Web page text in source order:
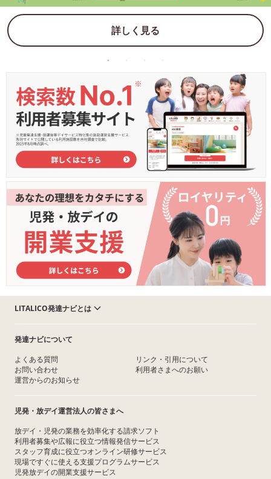
詳しく見る
LITALICO発達ナビとは
発達ナビについて
よくある質問
お問い合わせ
運営からのお知らせ
リンク・引用について
利用者さまへのお願い
児発・放デイ運営法人の皆さまへ
放デイ・児発の業務を効率化する請求ソフト
利用者募集や広報に役立つ情報発信サービス
スタッフ育成に役立つオンライン研修サービス
現場ですぐに使える支援プログラムサービス
児発放デイの開業支援サービス